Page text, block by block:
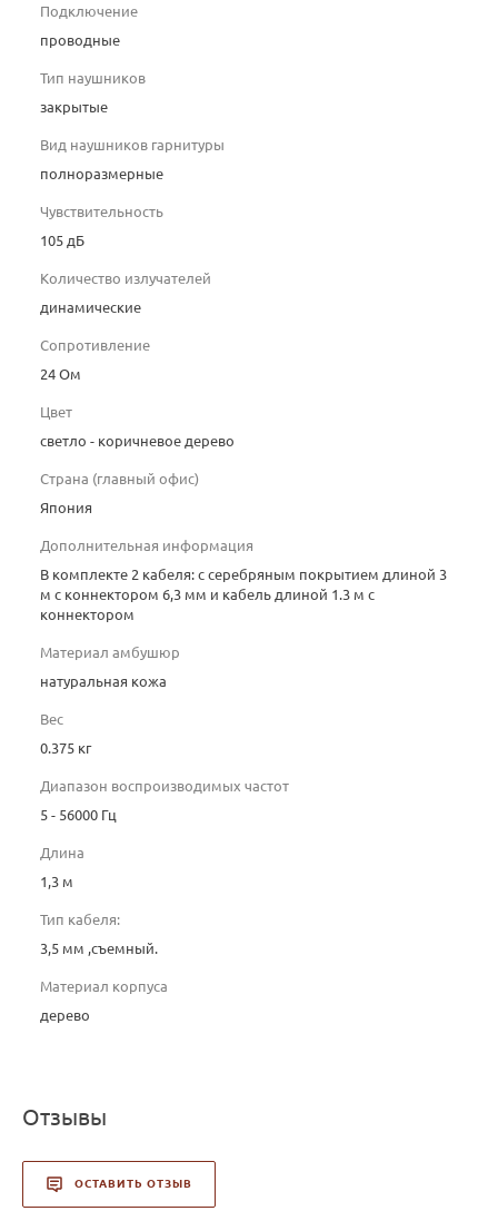
Подключение
проводные
Тип наушников
закрытые
Вид наушников гарнитуры
полноразмерные
Чувствительность
105 дБ
Количество излучателей
динамические
Сопротивление
24 Ом
Цвет
светло - коричневое дерево
Страна (главный офис)
Япония
Дополнительная информация
В комплекте 2 кабеля: с серебряным покрытием длиной 3
м с коннектором 6,3 мм и кабель длиной 1.3 м с
коннектором
Материал амбушюр
натуральная кожа
Вес
0.375 кг
Диапазон воспроизводимых частот
5 - 56000 Гц
Длина
1,3 м
Тип кабеля:
3,5 мм ,съемный.
Материал корпуса
дерево
Отзывы
ОСТАВИТЬ ОТЗЫВ